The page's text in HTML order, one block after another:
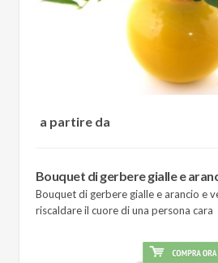
a partire da
Bouquet di gerbere gialle e
Bouquet di gerbere gialle e arancio e
riscaldare il cuore di una persona cara